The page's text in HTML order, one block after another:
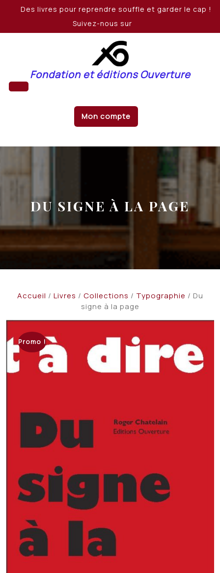
Des livres pour reprendre souffle et garder le cap !
Suivez-nous sur
Fondation et éditions Ouverture
Mon compte
DU SIGNE À LA PAGE
Accueil / Livres / Collections / Typographie / Du
signe à la page
Promo !